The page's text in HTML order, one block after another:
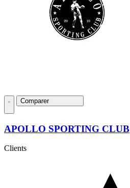
Comparer
APOLLO SPORTING CLUB
Clients